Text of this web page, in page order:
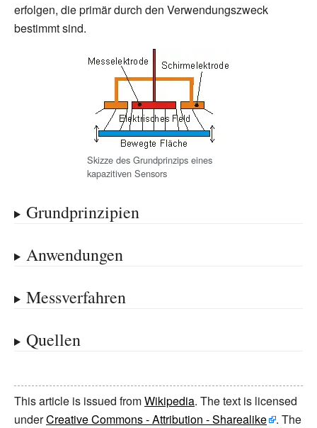
erfolgen, die primär durch den Verwendungszweck
bestimmt sind.
Skizze des Grundprinzips eines
kapazitiven Sensors
Grundprinzipien
Anwendungen
Messverfahren
Quellen
This article is issued fromWikipedia. The text is licensed
underCreative Commons - Attribution - Sharealike . The